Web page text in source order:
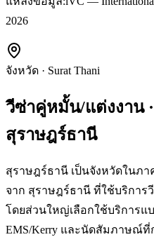
2026
จังหวัด · Surat Thani
วีซ่าคู่หมั้น/แต่งงาน
สุราษฎร์ธานี
สุราษฎร์ธานี เป็นจังหวัดในภ
จาก สุราษฎร์ธานี ที่ใช้บริกา
โดยส่วนใหญ่เลือกใช้บริการแ
EMS/Kerry และนัดสัมภาษณ์ที่